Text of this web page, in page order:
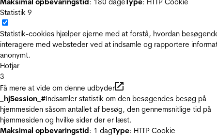
Statistik 9
Statistik-cookies hjælper ejerne med at forstå, hvordan
interagere med websteder ved at indsamle og rapportere
anonymt.
Hotjar
3
Få mere at vide om denne udbyder
_hjSession_#Indsamler statistik om den besøgendes besøg på
hjemmesiden såsom antallet af besøg, den gennemsnitlige tid på
hjemmesiden og hvilke sider der er læst.
Maksimal opbevaringstid: 1 dagType: HTTP Cookie